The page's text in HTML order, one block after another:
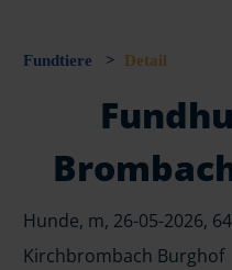
Fundtiere > Detail
Hunde, m, 26-05-2026,
Kirchbrombach Burghof